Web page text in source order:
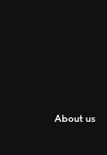
About us